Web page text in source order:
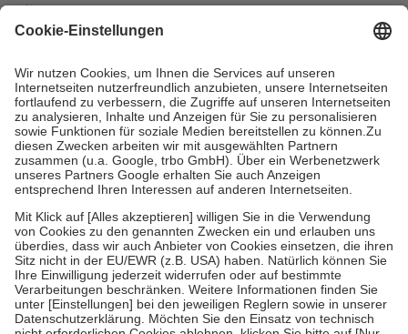
mit.
Grundsätzlich leisten Mitglieder Zuzahlungen in Höhe von zehn
höchstens zehn Euro.
Es sind jedoch nie mehr als die tatsächlichen
Kosten der Leistung zu entrichten.
Diese Regeln gelten grundsätzlich auch für Online-Apotheken.
Bei Heilmitteln und häuslicher Krankenpflege beträgt die
Zuzahlung zehn Prozent der Kosten sowie zehn Euro je
Verordnung.
Um das Engagement der Versicherten für ihre eigene Gesundheit zu
stärken und die besondere Stellung der Familie zu unterstützen,
fallenkeine Zuzahlungenan bei:
• Kindern und Jugendlichen bis zum vollendeten 18. Lebensjahr
mit Ausnahme der Fahrkosten
• Untersuchungen zur Vorsorge und Früherkennung, die von der
GKV getragen werden
• empfohlenen Schutzimpfungen